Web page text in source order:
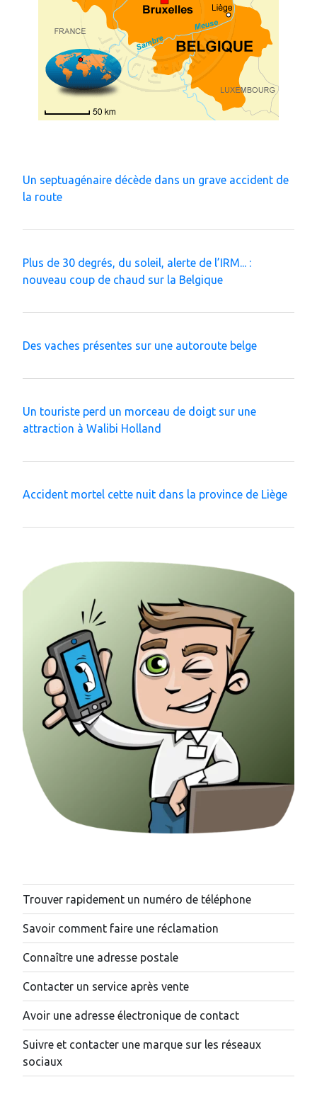
Un septuagénaire décède dans un grave accident de
la route
Plus de 30 degrés, du soleil, alerte de l’IRM... :
nouveau coup de chaud sur la Belgique
Des vaches présentes sur une autoroute belge
Un touriste perd un morceau de doigt sur une
attraction à Walibi Holland
Accident mortel cette nuit dans la province de Liège
Trouver rapidement un numéro de téléphone
Savoir comment faire une réclamation
Connaître une adresse postale
Contacter un service après vente
Avoir une adresse électronique de contact
Suivre et contacter une marque sur les réseaux
sociaux